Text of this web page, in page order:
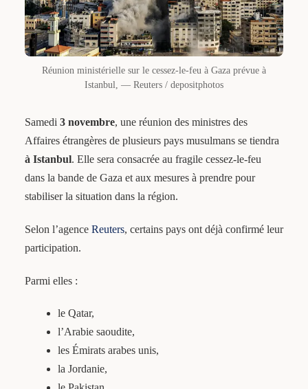
Réunion ministérielle sur le cessez-le-feu à Gaza prévue à
Istanbul, — Reuters / depositphotos
Samedi 3 novembre, une réunion des ministres des
Affaires étrangères de plusieurs pays musulmans se tiendra
à Istanbul. Elle sera consacrée au fragile cessez-le-feu
dans la bande de Gaza et aux mesures à prendre pour
stabiliser la situation dans la région.
Selon l’agence Reuters, certains pays ont déjà confirmé leur
participation.
Parmi elles :
le Qatar,
l’Arabie saoudite,
les Émirats arabes unis,
la Jordanie,